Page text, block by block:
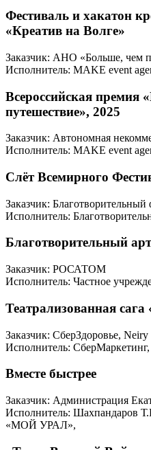
Фестиваль и хакатон
«Креатив на Волге»
Заказчик: АНО «Больше, чем
Исполнитель: MAKE event
Всероссийская премия
путешествие», 2025
Заказчик: Автономная
Исполнитель: MAKE event
Слёт Всемирного
Заказчик:
Исполнитель:
Благотворительный
Заказчик: РОСАТОМ
Исполнитель: Частное
Театрализованная сага
Заказчик: СберЗдоровье, Neiry
Исполнитель: СберМаркетинг,
Вместе быстрее
Заказчик: Администрация
Исполнитель: Шахпандаров
«МОЙ УРАЛ»,